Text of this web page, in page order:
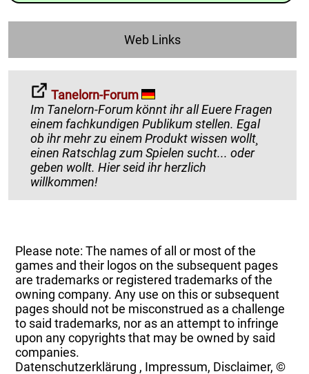
Web Links
Tanelorn-Forum
Im Tanelorn-Forum könnt ihr all Euere Fragen
einem fachkundigen Publikum stellen. Egal
ob ihr mehr zu einem Produkt wissen wollt¸
einen Ratschlag zum Spielen sucht... oder
geben wollt. Hier seid ihr herzlich
willkommen!
Please note: The names of all or most of the
games and their logos on the subsequent pages
are trademarks or registered trademarks of the
owning company. Any use on this or subsequent
pages should not be misconstrued as a challenge
to said trademarks, nor as an attempt to infringe
upon any copyrights that may be owned by said
companies.
Datenschutzerklärung , Impressum, Disclaimer, ©